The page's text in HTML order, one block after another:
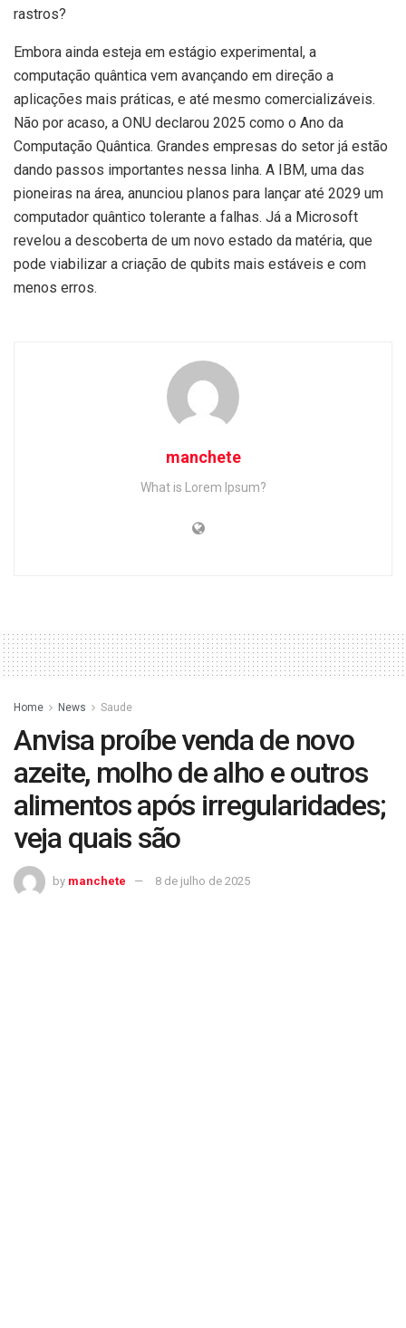
rastros?
Embora ainda esteja em estágio experimental, a
computação quântica vem avançando em direção a
aplicações mais práticas, e até mesmo comercializáveis.
Não por acaso, a ONU declarou 2025 como o Ano da
Computação Quântica. Grandes empresas do setor já estão
dando passos importantes nessa linha. A IBM, uma das
pioneiras na área, anunciou planos para lançar até 2029 um
computador quântico tolerante a falhas. Já a Microsoft
revelou a descoberta de um novo estado da matéria, que
pode viabilizar a criação de qubits mais estáveis e com
menos erros.
manchete
What is Lorem Ipsum?
Home News Saude
Anvisa proíbe venda de novo
azeite, molho de alho e outros
alimentos após irregularidades;
veja quais são
by manchete 8 de julho de 2025